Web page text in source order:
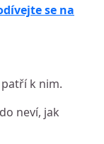
se na
k nim.
neví, jak